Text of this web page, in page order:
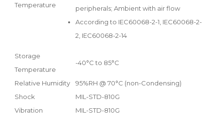
Temperature
peripherals; Ambient with air flow
According to IEC60068-2-1, IEC60068-2-
2, IEC60068-2-14
Storage
Temperature
-40°C to 85°C
Relative Humidity
95%RH @ 70°C (non-Condensing)
Shock
MIL-STD-810G
Vibration
MIL-STD-810G